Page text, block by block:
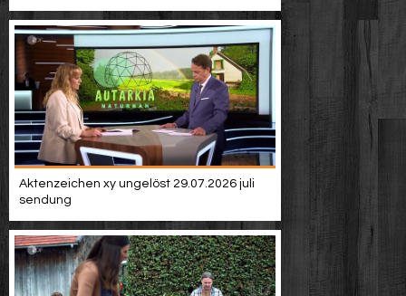
Aktenzeichen xy ungelöst 29.07.2026 juli
sendung